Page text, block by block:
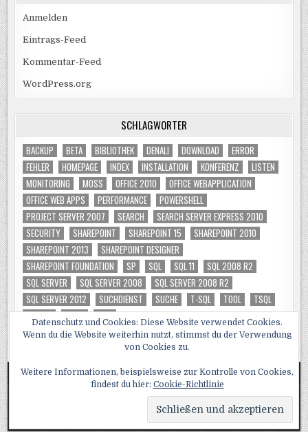
Datenschutz und Cookies: Diese Website verwendet Cookies.
Wenn du die Website weiterhin nutzt, stimmst du der Verwendung
von Cookies zu.
Weitere Informationen, beispielsweise zur Kontrolle von Cookies,
findest du hier: Cookie-Richtlinie
Anmelden
Eintrags-Feed
Kommentar-Feed
WordPress.org
SCHLAGWÖRTER
BACKUP BETA BIBLIOTHEK DENALI DOWNLOAD
ERROR
FEHLER
HOMEPAGE INDEX INSTALLATION KONFERENZ
LISTEN
MONITORING
MOSS OFFICE 2010
OFFICE WEBAPPLICATION
OFFICE WEB APPS
PERFORMANCE
POWERSHELL
PROJECT SERVER 2007
SEARCH
SEARCH SERVER EXPRESS 2010
SECURITY
SHAREPOINT SHAREPOINT 15
SHAREPOINT 2010
SHAREPOINT 2013
SHAREPOINT DESIGNER
SHAREPOINT FOUNDATION
SP SQL SQL 11
SQL 2008 R2
SQL SERVER
SQL SERVER 2008
SQL SERVER 2008 R2
SQL SERVER 2012
SUCHDIENST SUCHE T-SQL TOOL
TSQL
TUNING
VIDEO WSS
Copyright © 2026 SQL, Sharepoint und Co